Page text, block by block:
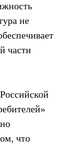
не
части
что